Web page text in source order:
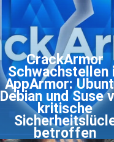
CrackArmor
Schwachstellen
AppArmor:
Debian und Suse
kritische
betroffen